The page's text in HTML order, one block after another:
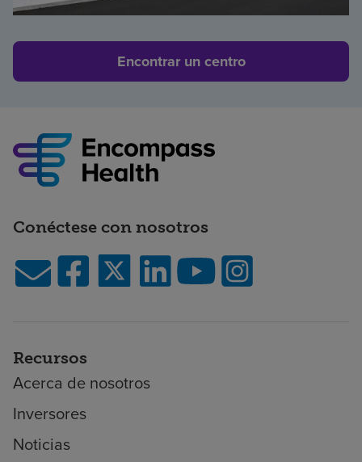
Encontrar un centro
Conéctese con nosotros
Recursos
Acerca de nosotros
Inversores
Noticias